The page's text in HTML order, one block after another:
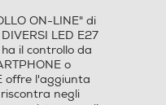
ON-LINE" di
LED E27
il controllo da
o
offre l'aggiunta
riscontra negli